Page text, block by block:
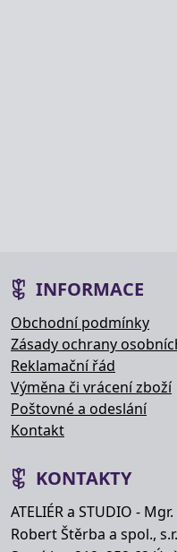
INFORMACE
Obchodní podmínky
Zásady ochrany
Reklamační řád
Výměna či vrácení zboží
Poštovné a odeslání
Kontakt
KONTAKTY
ATELIÉR a STUDIO -
Robert Štěrba a spol.,